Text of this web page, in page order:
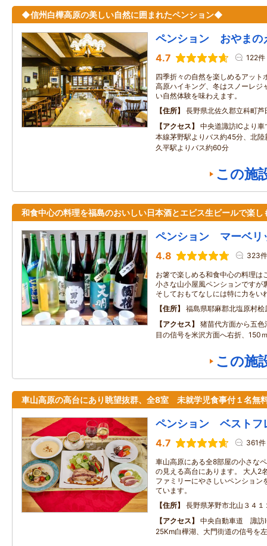
◆信州白樺高原の美しい自然に囲まれたペンション◆
ペンション おやまの
4.7 122件
四季折々の自然を楽しめるアット
高原ハイキング、冬はスノーレジ
い自然体験を味わえます。
住所
長野県北佐久郡立科町
アクセス
中央道諏訪ICより
本線茅野駅よりバス約45分、北陸
久平駅よりバス約60分
この施
和食中心の料理を福島のおいしい日本酒とエビス生ビールで楽し
ペンション マーベリ
4.8 323件
お箸で楽しめる和食中心の料理は
小さな山小屋風ペンションですが
そしておもてなしには特に力をい
住所
福島県耶麻郡北塩原村
アクセス
猪苗代方面から五
目の信号を米沢方面へ右折、150
この施
車山高原の高台にあり眺望抜群、全8室 未就学児食事付１名無
ペンション ベストフ
4.7 361件
車山高原にある全8部屋の小さな
の見える高台にあります。 大人2
ファミリーにやさしいペンション
ています。
住所
長野県茅野市北山３４１
アクセス
中央自動車道 諏訪
25Km白樺湖、大門街道の信号を